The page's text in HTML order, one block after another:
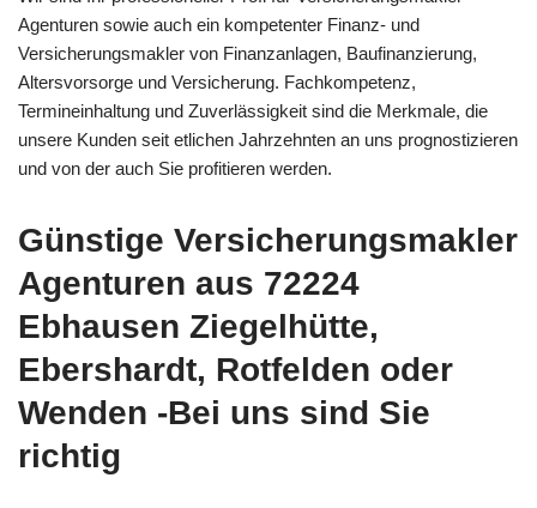
Agenturen sowie auch ein kompetenter Finanz- und
Versicherungsmakler von Finanzanlagen, Baufinanzierung,
Altersvorsorge und Versicherung. Fachkompetenz,
Termineinhaltung und Zuverlässigkeit sind die Merkmale, die
unsere Kunden seit etlichen Jahrzehnten an uns prognostizieren
und von der auch Sie profitieren werden.
Günstige Versicherungsmakler
Agenturen aus 72224
Ebhausen Ziegelhütte,
Ebershardt, Rotfelden oder
Wenden -Bei uns sind Sie
richtig